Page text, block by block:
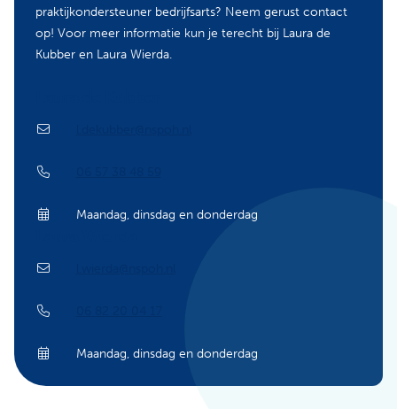
praktijkondersteuner bedrijfsarts? Neem gerust contact
op! Voor meer informatie kun je terecht bij Laura de
Kubber en Laura Wierda.
Maandag, dinsdag en donderdag
Maandag, dinsdag en donderdag